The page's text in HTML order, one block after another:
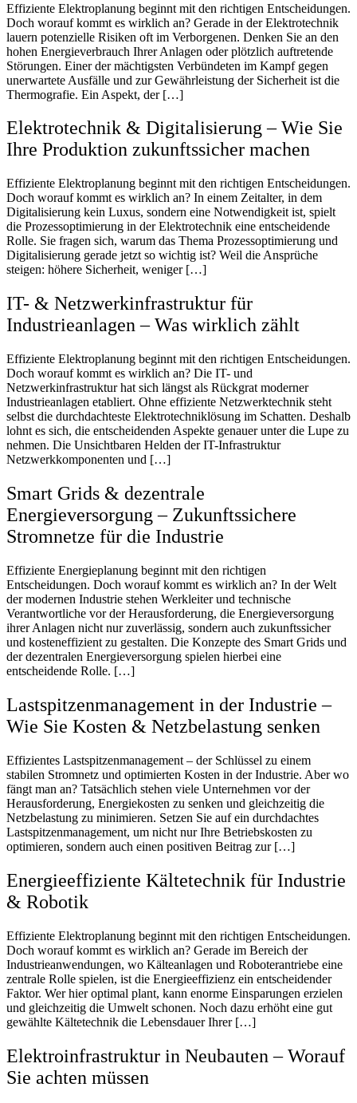
Effiziente Elektroplanung beginnt mit den richtigen Entscheidungen.
Doch worauf kommt es wirklich an? Gerade in der Elektrotechnik
lauern potenzielle Risiken oft im Verborgenen. Denken Sie an den
hohen Energieverbrauch Ihrer Anlagen oder plötzlich auftretende
Störungen. Einer der mächtigsten Verbündeten im Kampf gegen
unerwartete Ausfälle und zur Gewährleistung der Sicherheit ist die
Thermografie. Ein Aspekt, der […]
Elektrotechnik & Digitalisierung – Wie Sie
Ihre Produktion zukunftssicher machen
Effiziente Elektroplanung beginnt mit den richtigen Entscheidungen.
Doch worauf kommt es wirklich an? In einem Zeitalter, in dem
Digitalisierung kein Luxus, sondern eine Notwendigkeit ist, spielt
die Prozessoptimierung in der Elektrotechnik eine entscheidende
Rolle. Sie fragen sich, warum das Thema Prozessoptimierung und
Digitalisierung gerade jetzt so wichtig ist? Weil die Ansprüche
steigen: höhere Sicherheit, weniger […]
IT- & Netzwerkinfrastruktur für
Industrieanlagen – Was wirklich zählt
Effiziente Elektroplanung beginnt mit den richtigen Entscheidungen.
Doch worauf kommt es wirklich an? Die IT- und
Netzwerkinfrastruktur hat sich längst als Rückgrat moderner
Industrieanlagen etabliert. Ohne effiziente Netzwerktechnik steht
selbst die durchdachteste Elektrotechniklösung im Schatten. Deshalb
lohnt es sich, die entscheidenden Aspekte genauer unter die Lupe zu
nehmen. Die Unsichtbaren Helden der IT-Infrastruktur
Netzwerkkomponenten und […]
Smart Grids & dezentrale
Energieversorgung – Zukunftssichere
Stromnetze für die Industrie
Effiziente Energieplanung beginnt mit den richtigen
Entscheidungen. Doch worauf kommt es wirklich an? In der Welt
der modernen Industrie stehen Werkleiter und technische
Verantwortliche vor der Herausforderung, die Energieversorgung
ihrer Anlagen nicht nur zuverlässig, sondern auch zukunftssicher
und kosteneffizient zu gestalten. Die Konzepte des Smart Grids und
der dezentralen Energieversorgung spielen hierbei eine
entscheidende Rolle. […]
Lastspitzenmanagement in der Industrie –
Wie Sie Kosten & Netzbelastung senken
Effizientes Lastspitzenmanagement – der Schlüssel zu einem
stabilen Stromnetz und optimierten Kosten in der Industrie. Aber wo
fängt man an? Tatsächlich stehen viele Unternehmen vor der
Herausforderung, Energiekosten zu senken und gleichzeitig die
Netzbelastung zu minimieren. Setzen Sie auf ein durchdachtes
Lastspitzenmanagement, um nicht nur Ihre Betriebskosten zu
optimieren, sondern auch einen positiven Beitrag zur […]
Energieeffiziente Kältetechnik für Industrie
& Robotik
Effiziente Elektroplanung beginnt mit den richtigen Entscheidungen.
Doch worauf kommt es wirklich an? Gerade im Bereich der
Industrieanwendungen, wo Kälteanlagen und Roboterantriebe eine
zentrale Rolle spielen, ist die Energieeffizienz ein entscheidender
Faktor. Wer hier optimal plant, kann enorme Einsparungen erzielen
und gleichzeitig die Umwelt schonen. Noch dazu erhöht eine gut
gewählte Kältetechnik die Lebensdauer Ihrer […]
Elektroinfrastruktur in Neubauten – Worauf
Sie achten müssen